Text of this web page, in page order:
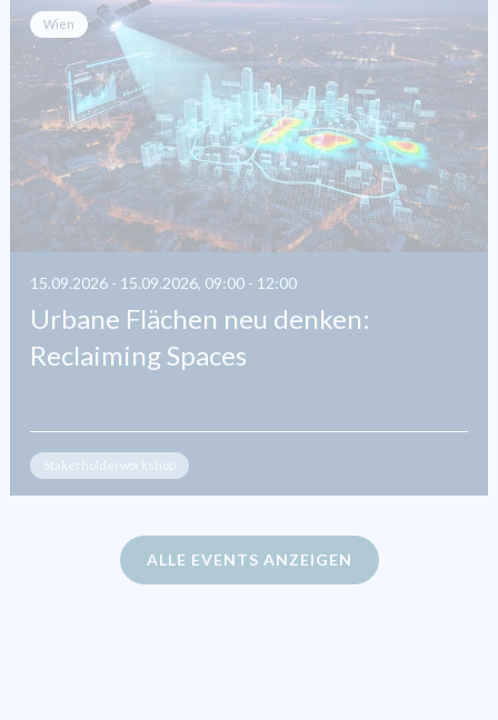
Wien
15.09.2026 - 15.09.2026, 09:00 - 12:00
Urbane Flächen neu denken:
Reclaiming Spaces
Stakerholderworkshop
ALLE EVENTS ANZEIGEN